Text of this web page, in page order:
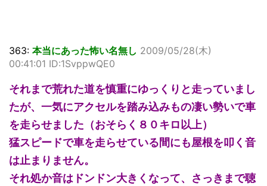
363: 本当にあった怖い名無し 2009/05/28(木)
00:41:01 ID:1SvppwQE0
それまで荒れた道を慎重にゆっくりと走っていまし
たが、一気にアクセルを踏み込みもの凄い勢いで車
を走らせました（おそらく８０キロ以上）
猛スピードで車を走らせている間にも屋根を叩く音
は止まりません。
それ処か音はドンドン大きくなって、さっきまで聴